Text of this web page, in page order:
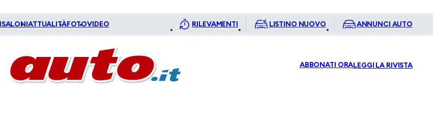
SALONI ATTUALITÀFOTOVIDEO RILEVAMENTI LISTINO NUOVO ANNUNCI AUTO
ABBONATI ORALEGGI LA RIVISTA